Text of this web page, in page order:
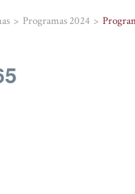
Programas 2024